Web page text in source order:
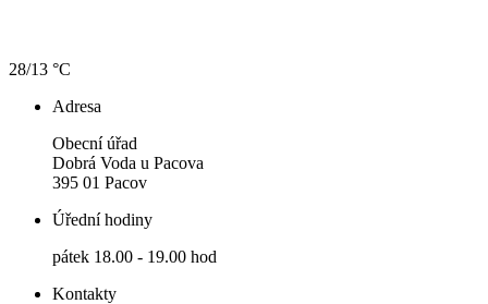
28/13 °C
Adresa
Obecní úřad
Dobrá Voda u Pacova
395 01 Pacov
Úřední hodiny
pátek 18.00 - 19.00 hod
Kontakty